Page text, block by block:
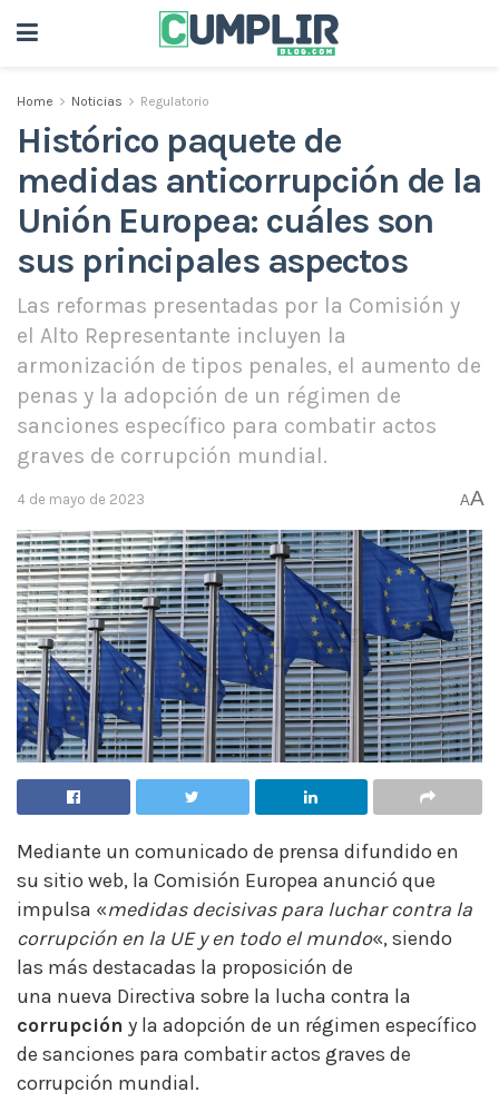
Home Noticias Regulatorio
Histórico paquete de
medidas anticorrupción de la
Unión Europea: cuáles son
sus principales aspectos
Las reformas presentadas por la Comisión y
el Alto Representante incluyen la
armonización de tipos penales, el aumento de
penas y la adopción de un régimen de
sanciones específico para combatir actos
graves de corrupción mundial.
4 de mayo de 2023 AA
Mediante un comunicado de prensa difundido en
su sitio web, la Comisión Europea anunció que
impulsa «medidas decisivas para luchar contra la
corrupción en la UE y en todo el mundo«, siendo
las más destacadas la proposición de
una nueva Directiva sobre la lucha contra la
corrupción y la adopción de un régimen específico
de sanciones para combatir actos graves de
corrupción mundial.